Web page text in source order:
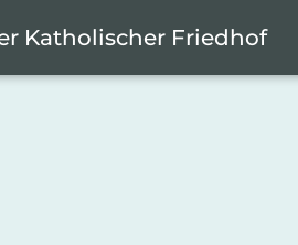
Katholischer Friedhof